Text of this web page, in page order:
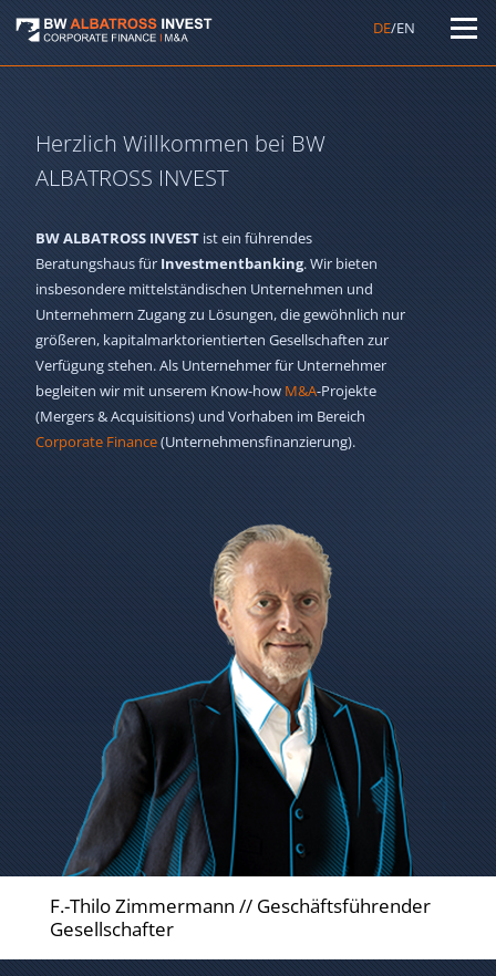
DE/EN
Herzlich Willkommen bei BW
ALBATROSS INVEST
BW ALBATROSS INVEST ist ein führendes
Beratungshaus fürInvestmentbanking. Wir bieten
insbesondere mittelständischen Unternehmen und
Unternehmern Zugang zu Lösungen, die gewöhnlich nur
größeren, kapitalmarktorientierten Gesellschaften zur
Verfügung stehen. Als Unternehmer für Unternehmer
begleiten wir mit unserem Know-how M&A-Projekte
(Mergers & Acquisitions) und Vorhaben im Bereich
Corporate Finance(Unternehmensfinanzierung).
F.-Thilo Zimmermann // Geschäftsführender
Gesellschafter